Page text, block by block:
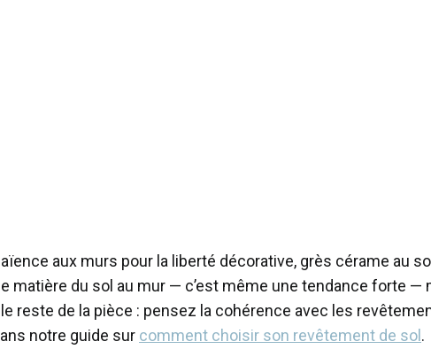
aux murs pour la liberté décorative, grès cérame au
matière du sol au mur — c’est même une tendance forte —
reste de la pièce : pensez la cohérence avec les
notre guide sur comment choisir son revêtement de sol.